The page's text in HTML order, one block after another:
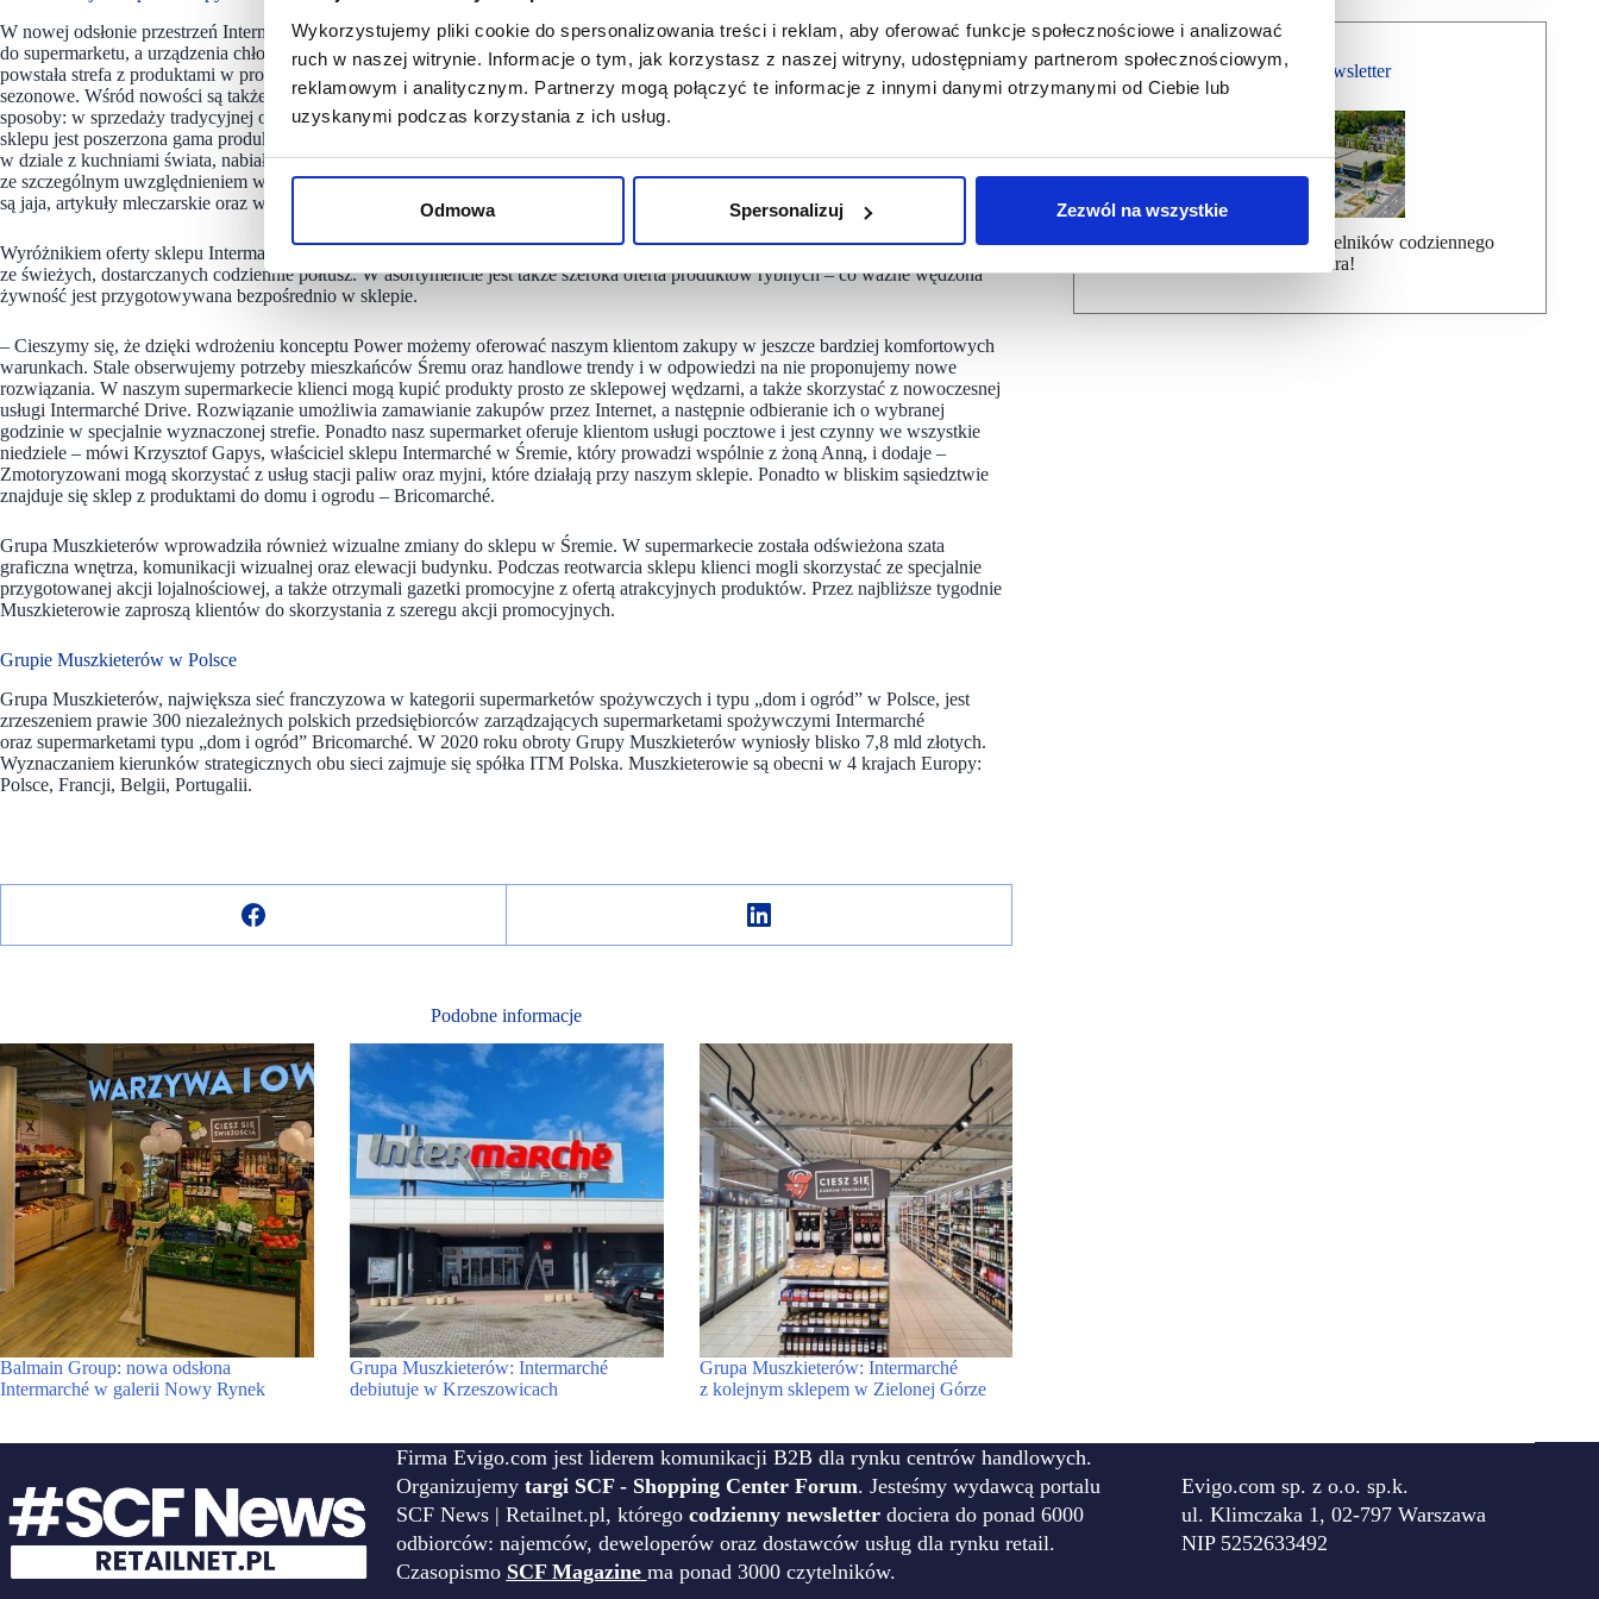
Wykorzystujemy pliki cookie do spersonalizowania treści i reklam, aby oferować funkcje społecznościowe i analizować
ruch w naszej witrynie. Informacje o tym, jak korzystasz z naszej witryny, udostępniamy partnerom społecznościowym,
reklamowym i analitycznym. Partnerzy mogą połączyć te informacje z innymi danymi otrzymanymi od Ciebie lub
uzyskanymi podczas korzystania z ich usług.
Odmowa Spersonalizuj Zezwól na wszystkie
W nowej odsłonie przestrzeń Intermarché zyskała intuicyjny charakter. Strefa ryneczku znalazła się zaraz przy wejściu
do supermarketu, a urządzenia chłodnicze z mrożonymi produktami zostały przeniesione bliżej kas. Po remodelingu w sklepie
powstała strefa z produktami w promocyjnych cenach, a dalej znalazły się miejsca na kulinarne inspiracje dla klientów oraz artykuły
sezonowe. Wśród nowości są także samoobsługowa krajalnica do pieczywa i możliwość zakupu wędlin, mięs czy serów na dwa
sposoby: w sprzedaży tradycyjnej oraz w formie gotowych, świeżo zapakowanych w próżniowe woreczki porcji. W nowej ofercie
sklepu jest poszerzona gama produktów świeżych, wegetariańskich, bio, fit i dań gotowych, a także pojawiły się nowe artykuły
w dziale z kuchniami świata, nabiałem (np. produkty bez laktozy) oraz z napojami. Rozbudowana została również oferta alkoholi,
ze szczególnym uwzględnieniem win. Ponadto w sklepie są dostępne produkty dostarczane przez okolicznych dostawców. W ofercie
są jaja, artykuły mleczarskie oraz warzywa i owoce pochodzące od lokalnych producentów.
Wyróżnikiem oferty sklepu Intermarché w Śremie jest własna produkcja wędlin oraz wyrobów garmażeryjnych, a także rozbiór mięsa
ze świeżych, dostarczanych codziennie półtusz. W asortymencie jest także szeroka oferta produktów rybnych – co ważne wędzona
żywność jest przygotowywana bezpośrednio w sklepie.
– Cieszymy się, że dzięki wdrożeniu konceptu Power możemy oferować naszym klientom zakupy w jeszcze bardziej komfortowych
warunkach. Stale obserwujemy potrzeby mieszkańców Śremu oraz handlowe trendy i w odpowiedzi na nie proponujemy nowe
rozwiązania. W naszym supermarkecie klienci mogą kupić produkty prosto ze sklepowej wędzarni, a także skorzystać z nowoczesnej
usługi Intermarché Drive. Rozwiązanie umożliwia zamawianie zakupów przez Internet, a następnie odbieranie ich o wybranej
godzinie w specjalnie wyznaczonej strefie. Ponadto nasz supermarket oferuje klientom usługi pocztowe i jest czynny we wszystkie
niedziele – mówi Krzysztof Gapys, właściciel sklepu Intermarché w Śremie, który prowadzi wspólnie z żoną Anną, i dodaje –
Zmotoryzowani mogą skorzystać z usług stacji paliw oraz myjni, które działają przy naszym sklepie. Ponadto w bliskim sąsiedztwie
znajduje się sklep z produktami do domu i ogrodu – Bricomarché.
Grupa Muszkieterów wprowadziła również wizualne zmiany do sklepu w Śremie. W supermarkecie została odświeżona szata
graficzna wnętrza, komunikacji wizualnej oraz elewacji budynku. Podczas reotwarcia sklepu klienci mogli skorzystać ze specjalnie
przygotowanej akcji lojalnościowej, a także otrzymali gazetki promocyjne z ofertą atrakcyjnych produktów. Przez najbliższe tygodnie
Muszkieterowie zaproszą klientów do skorzystania z szeregu akcji promocyjnych.
Grupie Muszkieterów w Polsce
Grupa Muszkieterów, największa sieć franczyzowa w kategorii supermarketów spożywczych i typu „dom i ogród” w Polsce, jest
zrzeszeniem prawie 300 niezależnych polskich przedsiębiorców zarządzających supermarketami spożywczymi Intermarché
oraz supermarketami typu „dom i ogród” Bricomarché. W 2020 roku obroty Grupy Muszkieterów wyniosły blisko 7,8 mld złotych.
Wyznaczaniem kierunków strategicznych obu sieci zajmuje się spółka ITM Polska. Muszkieterowie są obecni w 4 krajach Europy:
Polsce, Francji, Belgii, Portugalii.
Podobne informacje
Balmain Group: nowa odsłona
Intermarché w galerii Nowy Rynek
Grupa Muszkieterów: Intermarché
debiutuje w Krzeszowicach
Grupa Muszkieterów: Intermarché
z kolejnym sklepem w Zielonej Górze
Bezpłatny Newsletter
Dołącz do ponad 7000 czytelników codziennego
newslettera!
Firma Evigo.com jest liderem komunikacji B2B dla rynku centrów handlowych.
Organizujemy targi SCF - Shopping Center Forum. Jesteśmy wydawcą portalu
SCF News | Retailnet.pl, którego codzienny newsletter dociera do ponad 6000
odbiorców: najemców, deweloperów oraz dostawców usług dla rynku retail.
Czasopismo SCF Magazine ma ponad 3000 czytelników.
Evigo.com sp. z o.o. sp.k.
ul. Klimczaka 1, 02-797 Warszawa
NIP 5252633492